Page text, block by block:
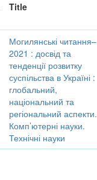
Title
Могилянські читання–
2021 : досвід та
тенденції розвитку
суспільства в Україні :
глобальний,
національний та
регіональний аспекти.
Комп’ютерні науки.
Технічні науки